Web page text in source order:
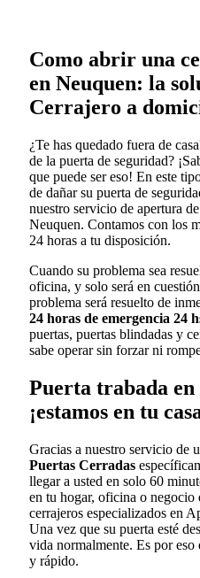
Como abrir una
en Neuquen: la
Cerrajero a
¿Te has quedado fuera de
de la puerta de seguridad?
que puede ser eso! En este
de dañar su puerta de
nuestro servicio de apertura
Neuquen. Contamos con los
24 horas a tu disposición.
Cuando su problema sea
oficina, y solo será en
problema será resuelto de
24 horas de emergencia 24
puertas, puertas blindadas y
sabe operar sin forzar ni
Puerta trabada en
¡estamos en tu
Gracias a nuestro servicio de
Puertas Cerradas
llegar a usted en solo 60
en tu hogar, oficina o negocio
cerrajeros especializados en
Una vez que su puerta esté
vida normalmente. Es por eso
y rápido.